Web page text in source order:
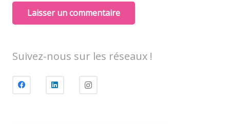
Laisser un commentaire
Suivez-nous sur les réseaux !